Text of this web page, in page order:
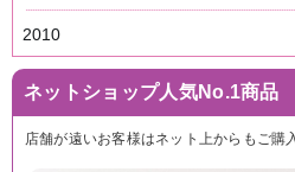
2010
ネットショップ人気No.1商品
店舗が遠いお客様はネット上からもご購